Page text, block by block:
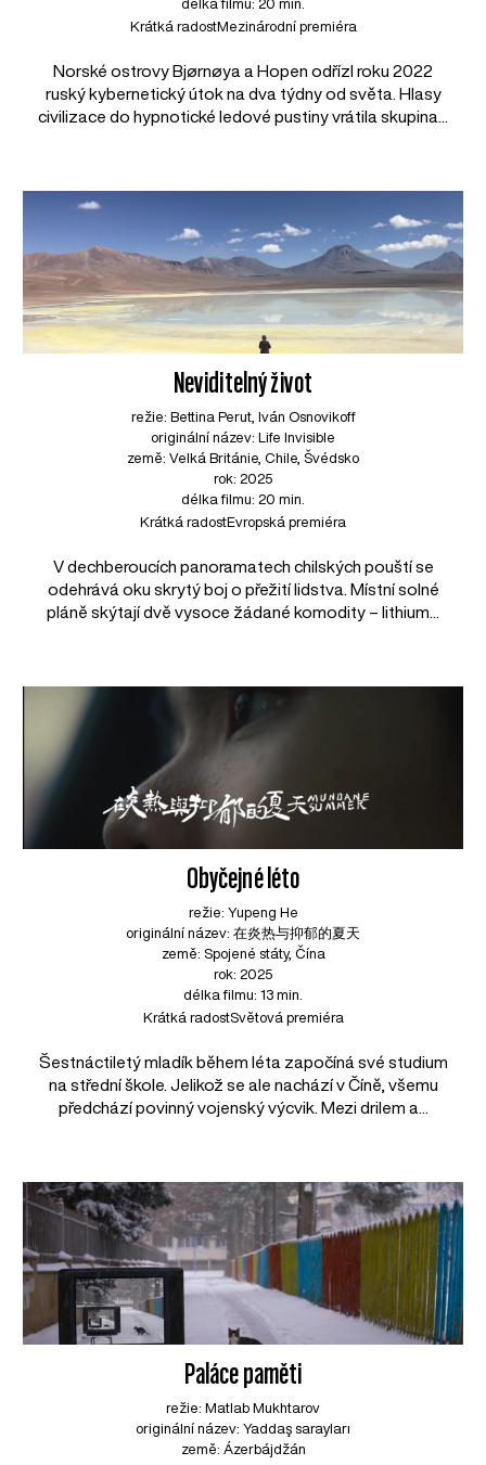
délka filmu: 20 min.
Krátká radostMezinárodní premiéra
Norské ostrovy Bjørnøya a Hopen odřízl roku 2022
ruský kybernetický útok na dva týdny od světa. Hlasy
civilizace do hypnotické ledové pustiny vrátila skupina...
Neviditelný život
režie: Bettina Perut, Iván Osnovikoff
originální název: Life Invisible
země: Velká Británie, Chile, Švédsko
rok: 2025
délka filmu: 20 min.
Krátká radostEvropská premiéra
V dechberoucích panoramatech chilských pouští se
odehrává oku skrytý boj o přežití lidstva. Místní solné
pláně skýtají dvě vysoce žádané komodity – lithium...
Obyčejné léto
režie: Yupeng He
originální název: 在炎热与抑郁的夏天
země: Spojené státy, Čína
rok: 2025
délka filmu: 13 min.
Krátká radostSvětová premiéra
Šestnáctiletý mladík během léta započíná své studium
na střední škole. Jelikož se ale nachází v Číně, všemu
předchází povinný vojenský výcvik. Mezi drilem a...
Paláce paměti
režie: Matlab Mukhtarov
originální název: Yaddaş sarayları
země: Ázerbájdžán